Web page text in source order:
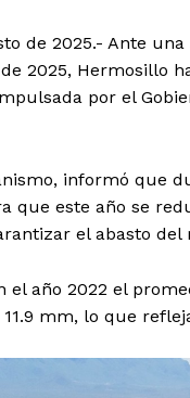
de 2025.- Ante
2025, Hermosillo
por el
informó que
que este año se
el abasto del
el año 2022 el
11.9 mm, lo que